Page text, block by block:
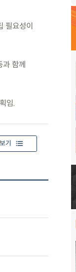
필요성이
함께
임.
기